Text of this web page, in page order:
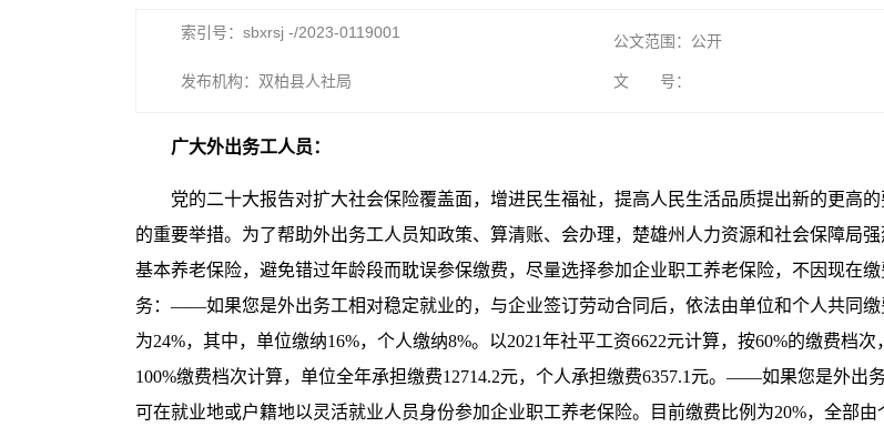
索引号：sbxrsj -/2023-0119001 公文范围：公开
发布机构：双柏县人社局 文 号：
广大外出务工人员：
党的二十大报告对扩大社会保险覆盖面，增进民生福祉，提高人民生活品质提出新的更高
的重要举措。为了帮助外出务工人员知政策、算清账、会办理，楚雄州人力资源和社会保障局
基本养老保险，避免错过年龄段而耽误参保缴费，尽量选择参加企业职工养老保险，不因现在
务：——如果您是外出务工相对稳定就业的，与企业签订劳动合同后，依法由单位和个人共同
为24%，其中，单位缴纳16%，个人缴纳8%。以2021年社平工资6622元计算，按60%的缴费档
100%缴费档次计算，单位全年承担缴费12714.2元，个人承担缴费6357.1元。——如果您是外出
可在就业地或户籍地以灵活就业人员身份参加企业职工养老保险。目前缴费比例为20%，全部由